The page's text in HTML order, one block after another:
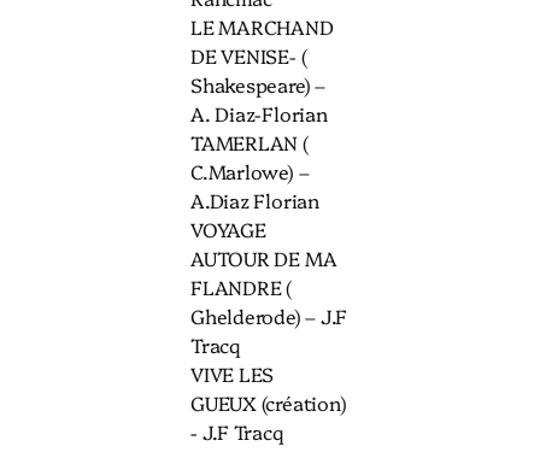
LE MARCHAND
DE VENISE- (
Shakespeare) –
A. Diaz-Florian
TAMERLAN (
C.Marlowe) –
A.Diaz Florian
VOYAGE
AUTOUR DE MA
FLANDRE (
Ghelderode) – J.F
Tracq
VIVE LES
GUEUX (création)
- J.F Tracq